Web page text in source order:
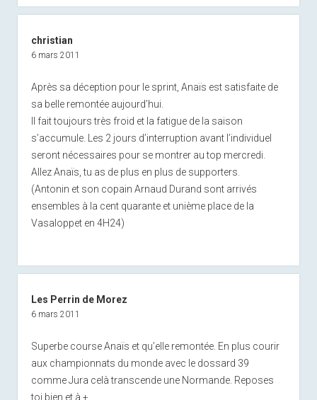
christian
6 mars 2011
Après sa déception pour le sprint, Anaïs est satisfaite de
sa belle remontée aujourd’hui.
Il fait toujours très froid et la fatigue de la saison
s’accumule. Les 2 jours d’interruption avant l’individuel
seront nécessaires pour se montrer au top mercredi.
Allez Anaïs, tu as de plus en plus de supporters.
(Antonin et son copain Arnaud Durand sont arrivés
ensembles à la cent quarante et unième place de la
Vasaloppet en 4H24)
Les Perrin de Morez
6 mars 2011
Superbe course Anaïs et qu’elle remontée. En plus courir
aux championnats du monde avec le dossard 39
comme Jura celà transcende une Normande. Reposes
toi bien et à +